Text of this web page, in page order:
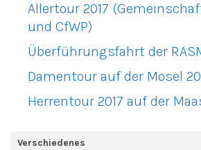
Allertour 2017
und CfWP)
Überführungsfahrt der
Damentour auf der Mosel
Herrentour 2017 auf der
Verschiedenes